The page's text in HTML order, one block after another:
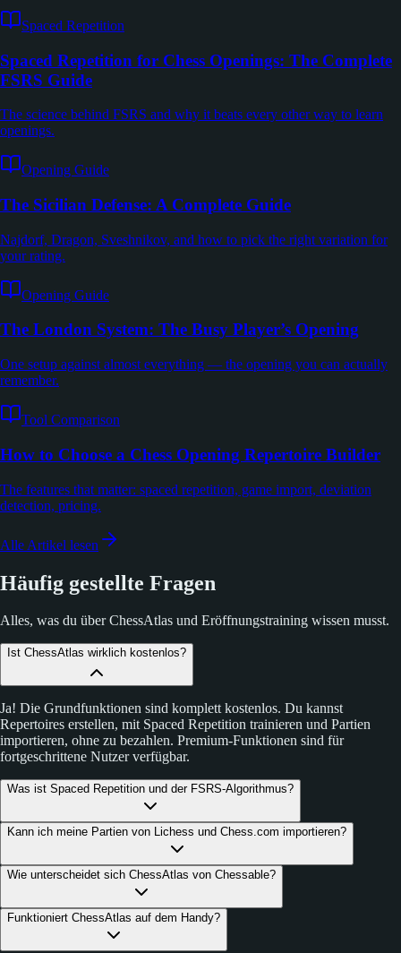
Spaced Repetition
Spaced Repetition for Chess Openings: The Complete
FSRS Guide
The science behind FSRS and why it beats every other way to learn
openings.
Opening Guide
The Sicilian Defense: A Complete Guide
Najdorf, Dragon, Sveshnikov, and how to pick the right variation for
your rating.
Opening Guide
The London System: The Busy Player’s Opening
One setup against almost everything — the opening you can actually
remember.
Tool Comparison
How to Choose a Chess Opening Repertoire Builder
The features that matter: spaced repetition, game import, deviation
detection, pricing.
Alle Artikel lesen
Häufig gestellte Fragen
Alles, was du über ChessAtlas und Eröffnungstraining wissen musst.
Ist ChessAtlas wirklich kostenlos?
Ja! Die Grundfunktionen sind komplett kostenlos. Du kannst
Repertoires erstellen, mit Spaced Repetition trainieren und Partien
importieren, ohne zu bezahlen. Premium-Funktionen sind für
fortgeschrittene Nutzer verfügbar.
Was ist Spaced Repetition und der FSRS-Algorithmus?
Kann ich meine Partien von Lichess und Chess.com importieren?
Wie unterscheidet sich ChessAtlas von Chessable?
Funktioniert ChessAtlas auf dem Handy?